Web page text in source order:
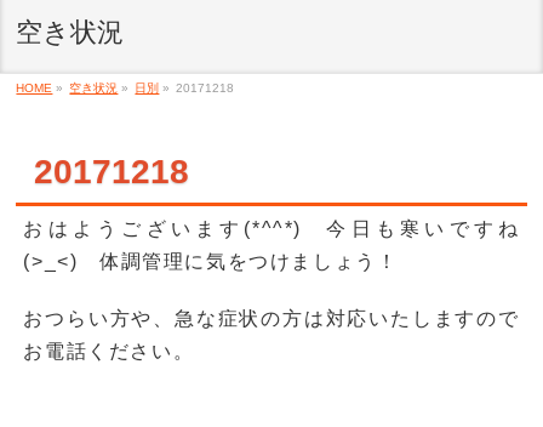
空き状況
HOME » 空き状況 » 日別 » 20171218
20171218
おはようございます(*^^*) 今日も寒いですね
(>_<) 体調管理に気をつけましょう！
おつらい方や、急な症状の方は対応いたしますので
お電話ください。